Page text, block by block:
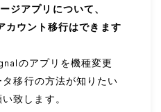
ジアプリについて、
カウント移行はできます
のアプリを機種変更
移行の方法が知りたい
致します。